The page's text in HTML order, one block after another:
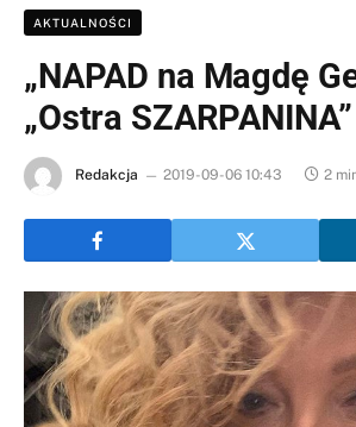
AKTUALNOŚCI
„NAPAD na Magdę
„Ostra SZARPANINA”
Redakcja 2019-09-06 10:43 2